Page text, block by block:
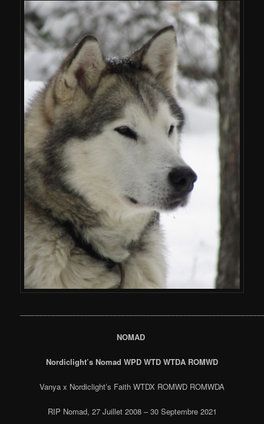
NOMAD
Nordiclight’s Nomad WPD WTD WTDA ROMWD
Vanya x Nordiclight’s Faith WTDX ROMWD ROMWDA
RIP Nomad, 27 Juillet 2008 – 30 Septembre 2021